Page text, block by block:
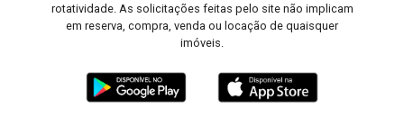
rotatividade. As solicitações feitas pelo site não implicam
em reserva, compra, venda ou locação de quaisquer
imóveis.